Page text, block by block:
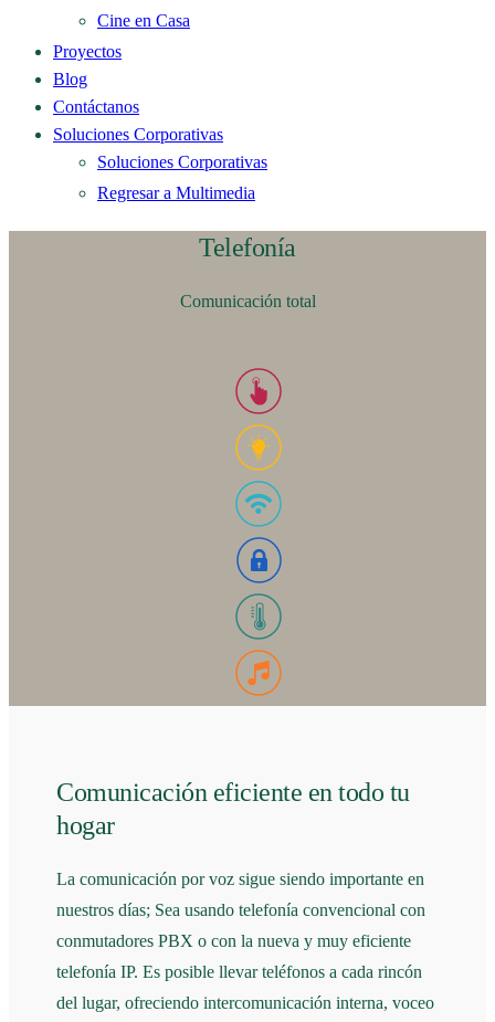
Cine en Casa
Proyectos
Blog
Contáctanos
Soluciones Corporativas
Soluciones Corporativas
Regresar a Multimedia
Telefonía
Comunicación total
Comunicación eficiente en todo tu
hogar
La comunicación por voz sigue siendo importante en
nuestros días; Sea usando telefonía convencional con
conmutadores PBX o con la nueva y muy eficiente
telefonía IP. Es posible llevar teléfonos a cada rincón
del lugar, ofreciendo intercomunicación interna, voceo